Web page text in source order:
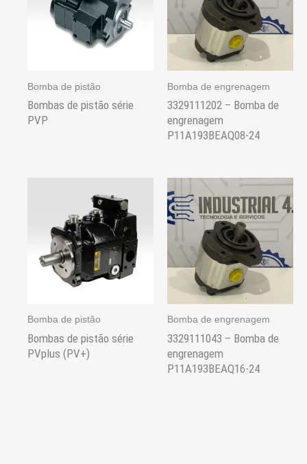
Bomba de pistão
Bombas de pistão série
PVP
Bomba de engrenagem
3329111202 – Bomba de
engrenagem
P11A193BEAQ08-24
Bomba de pistão
Bombas de pistão série
PVplus (PV+)
Bomba de engrenagem
3329111043 – Bomba de
engrenagem
P11A193BEAQ16-24